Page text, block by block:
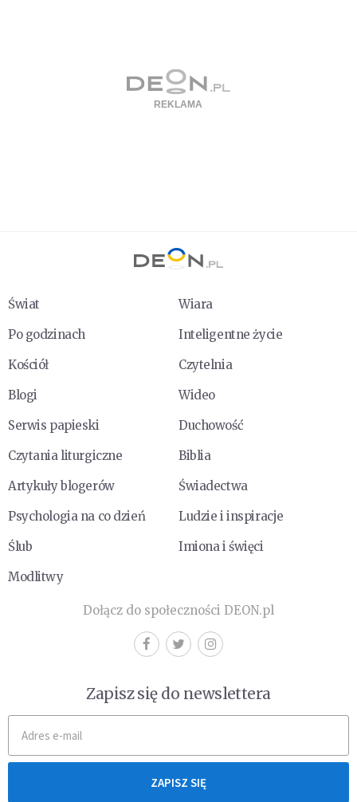
Świat
Wiara
Po godzinach
Inteligentne życie
Kościół
Czytelnia
Blogi
Wideo
Serwis papieski
Duchowość
Czytania liturgiczne
Biblia
Artykuły blogerów
Świadectwa
Psychologia na co dzień
Ludzie i inspiracje
Ślub
Imiona i święci
Modlitwy
Dołącz do społeczności DEON.pl
Zapisz się do newslettera
ZAPISZ SIĘ